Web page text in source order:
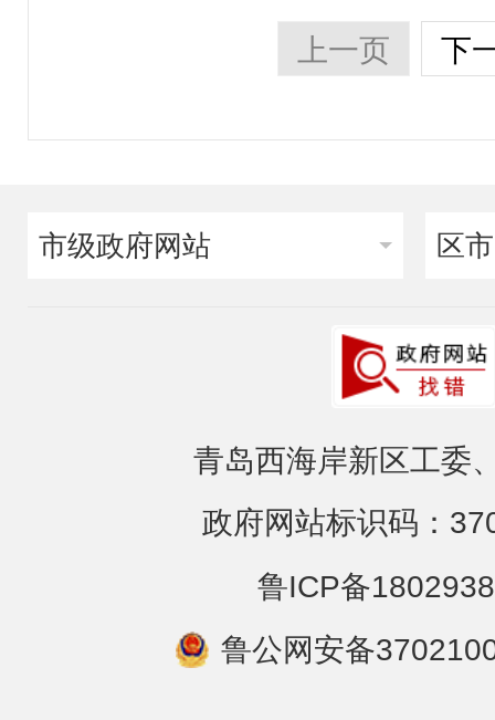
上一页 下
市级政府网站 区
青岛西海岸新区工委
政府网站标识码：
鲁ICP备
鲁公网安备